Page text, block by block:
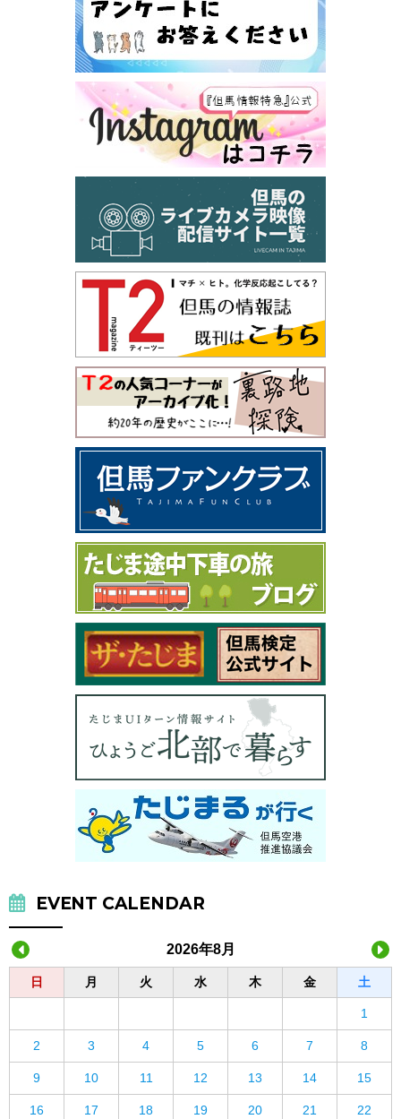
EVENT CALENDAR
2026年8月
日 月 火 水 木 金 土
1
2 3 4 5 6 7 8
9 10 11 12 13 14 15
16 17 18 19 20 21 22